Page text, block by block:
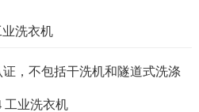
业洗衣机
，不包括干洗机和隧道式洗涤
工业洗衣机